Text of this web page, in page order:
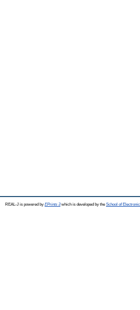
REAL-J is powered by EPrints 3which is developed by the School of